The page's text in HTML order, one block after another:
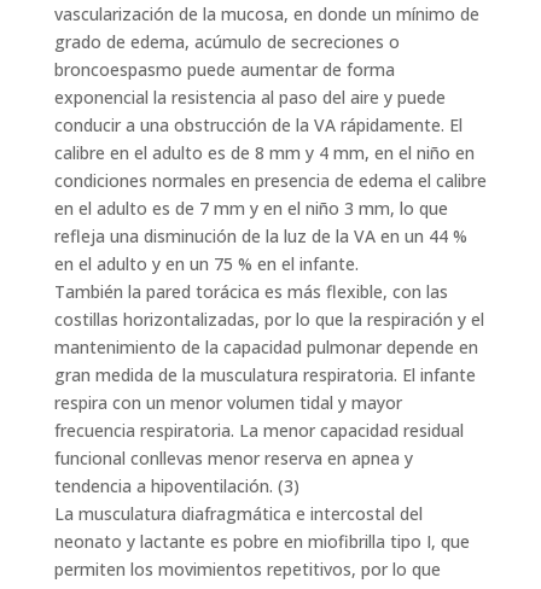
vascularización de la mucosa, en donde un mínimo de
grado de edema, acúmulo de secreciones o
broncoespasmo puede aumentar de forma
exponencial la resistencia al paso del aire y puede
conducir a una obstrucción de la VA rápidamente. El
calibre en el adulto es de 8 mm y 4 mm, en el niño en
condiciones normales en presencia de edema el calibre
en el adulto es de 7 mm y en el niño 3 mm, lo que
refleja una disminución de la luz de la VA en un 44 %
en el adulto y en un 75 % en el infante.
También la pared torácica es más flexible, con las
costillas horizontalizadas, por lo que la respiración y el
mantenimiento de la capacidad pulmonar depende en
gran medida de la musculatura respiratoria. El infante
respira con un menor volumen tidal y mayor
frecuencia respiratoria. La menor capacidad residual
funcional conllevas menor reserva en apnea y
tendencia a hipoventilación. (3)
La musculatura diafragmática e intercostal del
neonato y lactante es pobre en miofibrilla tipo I, que
permiten los movimientos repetitivos, por lo que